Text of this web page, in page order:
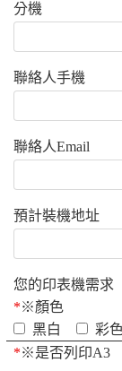
分機
聯絡人手機
聯絡人Email
預計裝機地址
您的印表機需求
*※顏色
黑白
彩
*※是否列印A3